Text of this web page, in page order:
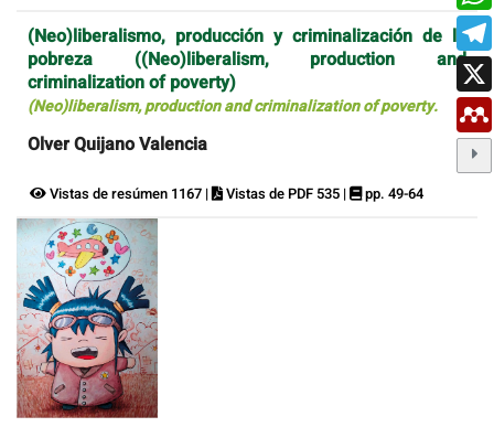
(Neo)liberalismo, producción y criminalización de la
pobreza ((Neo)liberalism, production and
criminalization of poverty)
(Neo)liberalism, production and criminalization of poverty.
Olver Quijano Valencia
Vistas de resúmen 1167 | Vistas de PDF 535 | pp. 49-64